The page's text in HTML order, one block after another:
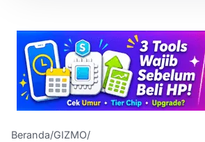
Beranda/GIZMO/